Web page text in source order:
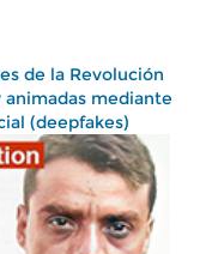
de la Revolución
mediante
(deepfakes)